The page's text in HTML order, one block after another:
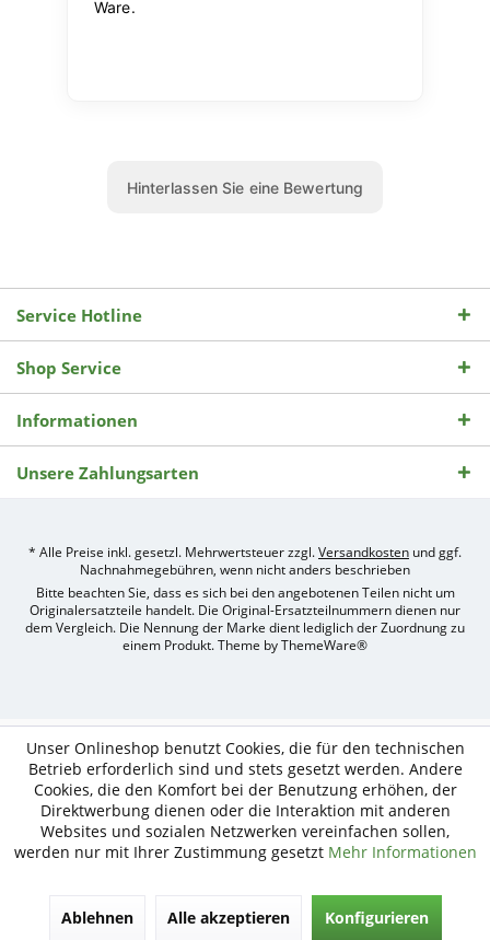
Service Hotline
Shop Service
Informationen
Unsere Zahlungsarten
* Alle Preise inkl. gesetzl. Mehrwertsteuer zzgl.Versandkosten und ggf.
Nachnahmegebühren, wenn nicht anders beschrieben
Bitte beachten Sie, dass es sich bei den angebotenen Teilen nicht um
Originalersatzteile handelt. Die Original-Ersatzteilnummern dienen nur
dem Vergleich. Die Nennung der Marke dient lediglich der Zuordnung zu
einem Produkt. Theme byThemeWare®
Shops
durch
nitio
mediasign,
Ihre
Unser Onlineshop benutzt Cookies, die für den technischen
Betrieb erforderlich sind und stets gesetzt werden. Andere
Cookies, die den Komfort bei der Benutzung erhöhen, der
Direktwerbung dienen oder die Interaktion mit anderen
Websites und sozialen Netzwerken vereinfachen sollen,
werden nur mit Ihrer Zustimmung gesetzt Mehr Informationen
Ablehnen Alle akzeptieren Konfigurieren